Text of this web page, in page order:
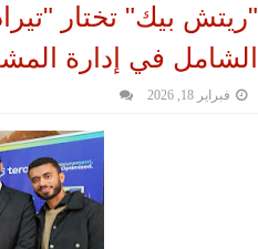
"ريتش بيك" تختار
الشامل في إدارة
فبراير 18, 2026